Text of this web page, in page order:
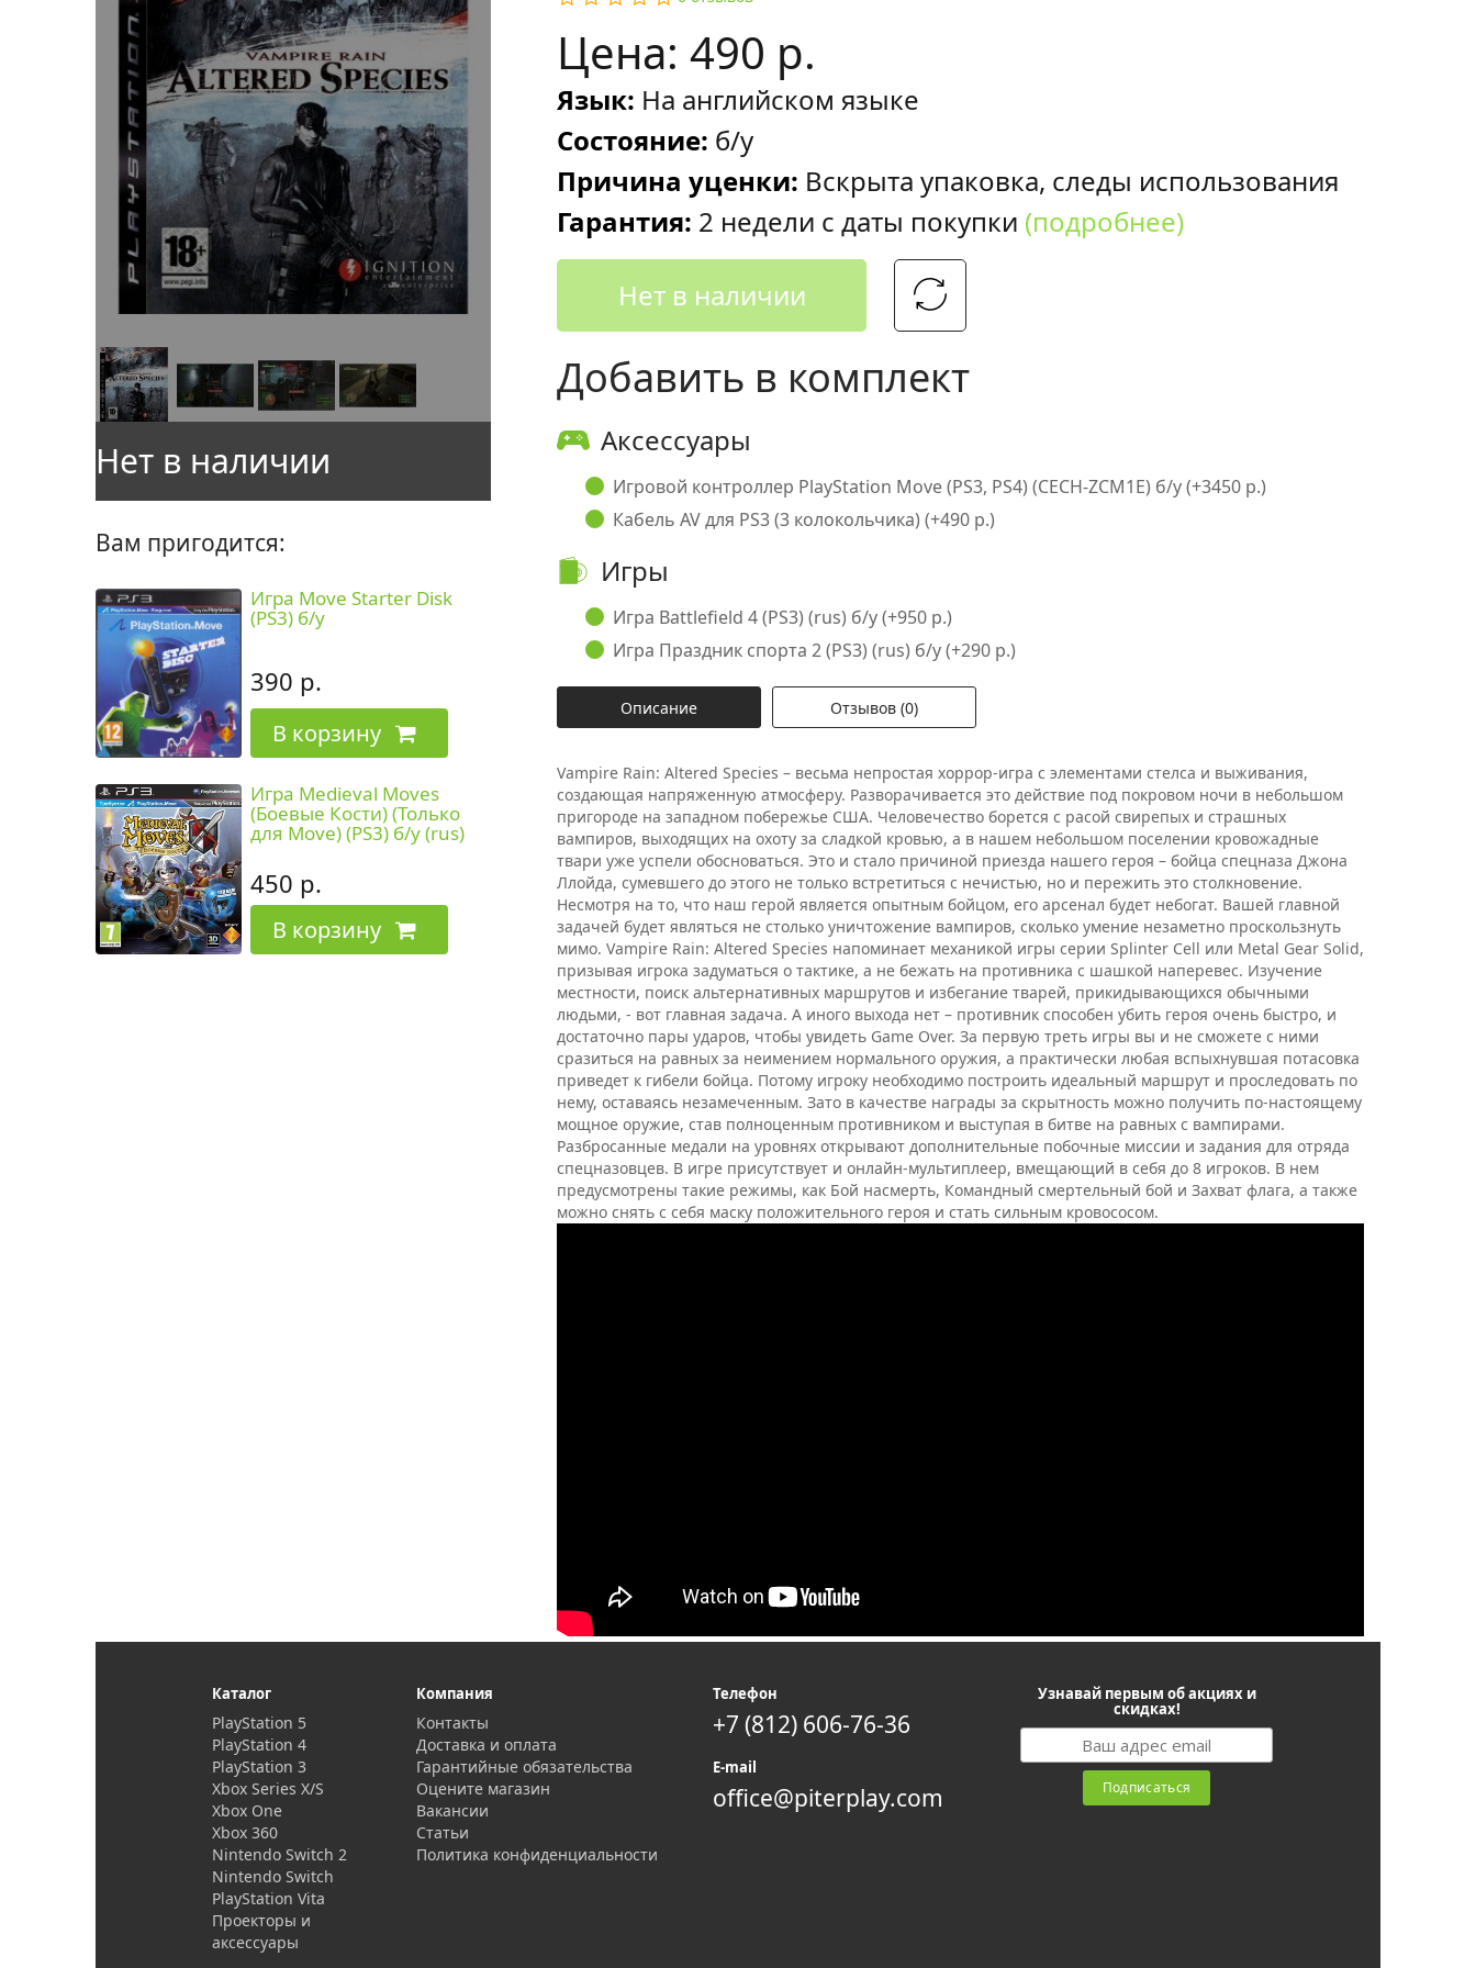
Вам пригодится:
Игра Move Starter Disk
(PS3) б/у
390 р.
В корзину
Игра Medieval Moves
(Боевые Кости) (Только
для Move) (PS3) б/у (rus)
450 р.
В корзину
Цена: 490 р.
Язык: На английском языке
Состояние: б/у
Причина уценки: Вскрыта упаковка, следы использования
Гарантия: 2 недели с даты покупки (подробнее)
Нет в наличии
Добавить в комплект
Аксессуары
Игровой контроллер PlayStation Move (PS3, PS4) (CECH-ZCM1E) б/у (+3450 р.)
Кабель AV для PS3 (3 колокольчика) (+490 р.)
Игры
Игра Battlefield 4 (PS3) (rus) б/у (+950 р.)
Игра Праздник спорта 2 (PS3) (rus) б/у (+290 р.)
Описание Отзывов (0)
Vampire Rain: Altered Species – весьма непростая хоррор-игра с элементами стелса и выживания,
создающая напряженную атмосферу. Разворачивается это действие под покровом ночи в небольшом
пригороде на западном побережье США. Человечество борется с расой свирепых и страшных
вампиров, выходящих на охоту за сладкой кровью, а в нашем небольшом поселении кровожадные
твари уже успели обосноваться. Это и стало причиной приезда нашего героя – бойца спецназа Джона
Ллойда, сумевшего до этого не только встретиться с нечистью, но и пережить это столкновение.
Несмотря на то, что наш герой является опытным бойцом, его арсенал будет небогат. Вашей главной
задачей будет являться не столько уничтожение вампиров, сколько умение незаметно проскользнуть
мимо. Vampire Rain: Altered Species напоминает механикой игры серии Splinter Cell или Metal Gear Solid,
призывая игрока задуматься о тактике, а не бежать на противника с шашкой наперевес. Изучение
местности, поиск альтернативных маршрутов и избегание тварей, прикидывающихся обычными
людьми, - вот главная задача. А иного выхода нет – противник способен убить героя очень быстро, и
достаточно пары ударов, чтобы увидеть Game Over. За первую треть игры вы и не сможете с ними
сразиться на равных за неимением нормального оружия, а практически любая вспыхнувшая потасовка
приведет к гибели бойца. Потому игроку необходимо построить идеальный маршрут и проследовать по
нему, оставаясь незамеченным. Зато в качестве награды за скрытность можно получить по-настоящему
мощное оружие, став полноценным противником и выступая в битве на равных с вампирами.
Разбросанные медали на уровнях открывают дополнительные побочные миссии и задания для отряда
спецназовцев. В игре присутствует и онлайн-мультиплеер, вмещающий в себя до 8 игроков. В нем
предусмотрены такие режимы, как Бой насмерть, Командный смертельный бой и Захват флага, а также
можно снять с себя маску положительного героя и стать сильным кровососом.
Каталог
PlayStation 5
PlayStation 4
PlayStation 3
Xbox Series X/S
Xbox One
Xbox 360
Nintendo Switch 2
Nintendo Switch
PlayStation Vita
Проекторы и
аксессуары
Компания
Контакты
Доставка и оплата
Гарантийные обязательства
Оцените магазин
Вакансии
Статьи
Политика конфиденциальности
Телефон
+7 (812) 606-76-36
E-mail
office@piterplay.com
Узнавай первым об акциях и
скидках!